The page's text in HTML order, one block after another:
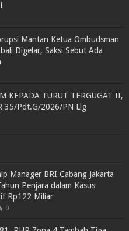
Mantan Ketua Ombudsman
Digelar, Saksi Sebut Ada
KEPADA TURUT TERGUGAT II,
35/Pdt.G/2026/PN Llg
Manager BRI Cabang Jakarta
Penjara dalam Kasus
Rp122 Miliar
0